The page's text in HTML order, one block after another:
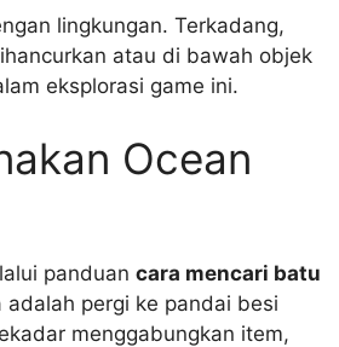
lingkungan. Terkadang,
atau di bawah objek
eksplorasi game ini.
Ocean
panduan cara mencari batu
adalah pergi ke pandai besi
menggabungkan item,